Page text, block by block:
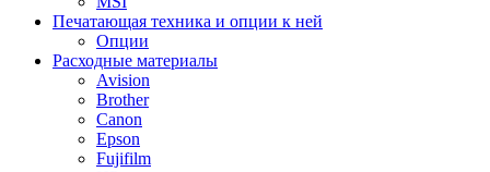
Печатающая техника и опции к ней
Опции
Расходные материалы
Avision
Brother
Canon
Epson
Fujifilm